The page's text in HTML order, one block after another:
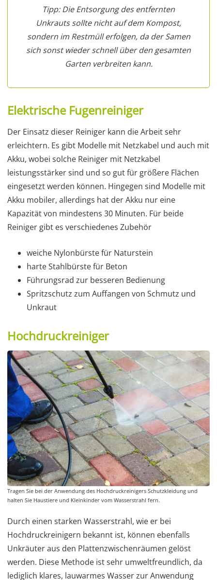
Tipp: Die Entsorgung des entfernten
Unkrauts sollte nicht auf dem Kompost,
sondern im Restmüll erfolgen, da der Samen
sich sonst wieder schnell über den gesamten
Garten verbreiten kann.
Elektrische Fugenreiniger
Der Einsatz dieser Reiniger kann die Arbeit sehr
erleichtern. Es gibt Modelle mit Netzkabel und auch mit
Akku, wobei solche Reiniger mit Netzkabel
leistungsstärker sind und so gut für größere Flächen
eingesetzt werden können. Hingegen sind Modelle mit
Akku mobiler, allerdings hat der Akku nur eine
Kapazität von mindestens 30 Minuten. Für beide
Reiniger gibt es verschiedenes Zubehör
weiche Nylonbürste für Naturstein
harte Stahlbürste für Beton
Führungsrad zur besseren Bedienung
Spritzschutz zum Auffangen von Schmutz und
Unkraut
Hochdruckreiniger
Tragen Sie bei der Anwendung des Hochdruckreinigers Schutzkleidung und
halten Sie Haustiere und Kleinkinder vom Wasserstrahl fern.
Durch einen starken Wasserstrahl, wie er bei
Hochdruckreinigern bekannt ist, können ebenfalls
Unkräuter aus den Plattenzwischenräumen gelöst
werden. Diese Methode ist sehr umweltfreundlich, da
lediglich klares, lauwarmes Wasser zur Anwendung